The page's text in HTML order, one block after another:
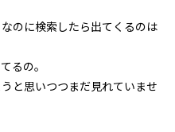
のに検索したら出てくるのは
るの。
と思いつつまだ見れていませ